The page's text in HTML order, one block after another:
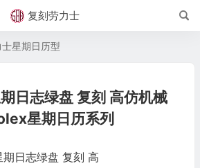
复刻劳力士
士星期日历型
日志绿盘 复刻 高仿机械
星期日历系列